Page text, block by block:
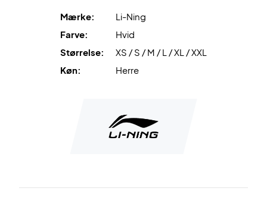
Mærke:
Li-Ning
Farve:
Hvid
Størrelse:
XS / S / M / L / XL / XXL
Køn:
Herre